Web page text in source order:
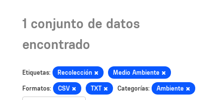
1 conjunto de datos
encontrado
Etiquetas: Recolección Medio Ambiente
Formatos: CSV TXT Categorías: Ambiente